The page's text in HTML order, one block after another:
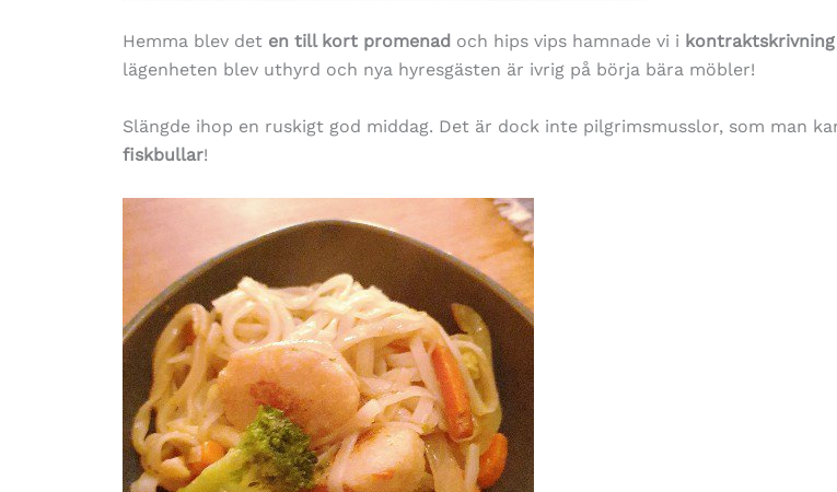
Hemma blev det en till kort promenad och hips vips hamnade vi i kontraktskrivning
lägenheten blev uthyrd och nya hyresgästen är ivrig på börja bära möbler!
Slängde ihop en ruskigt god middag. Det är dock inte pilgrimsmusslor, som man
fiskbullar!